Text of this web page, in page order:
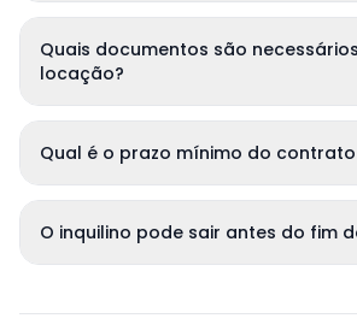
Quais documentos são
locação?
Qual é o prazo mínimo do
O inquilino pode sair antes do fim